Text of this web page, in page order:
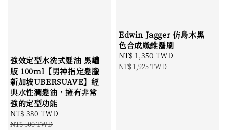
強效定型水洗式髮油 黑罐
版 100ml【男神指定髮臘
新加坡UBERSUAVE】經
典水性潤髮油，擁有非常
強的定型功能
Sale
price
NT$ 380 TWD
NT$ 500 TWD
Edwin Jagger 仿烏木黑
色合成纖維鬍刷
Sale
price
NT$ 1,350 TWD
NT$ 1,925 TWD